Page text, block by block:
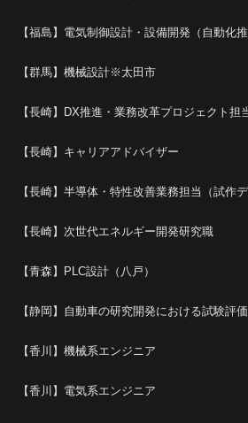
【福島】電気制御設計・設備開発（自動化推
【群馬】機械設計※太田市
【長崎】DX推進・業務改革プロジェクト担
【長崎】キャリアアドバイザー
【長崎】半導体・特性改善業務担当（試作
【長崎】次世代エネルギー開発研究職
【青森】PLC設計（八戸）
【静岡】自動車の研究開発における試験評
【香川】機械系エンジニア
【香川】電気系エンジニア